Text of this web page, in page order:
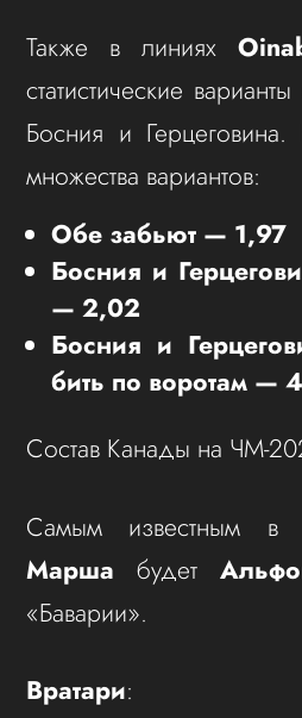
Также в линиях
статистические
Босния и
множества вариантов:
Обе забьют — 1,97
Босния и
— 2,02
Босния и
бить по воротам —
Состав Канады на ЧМ-
Самым известным в
Марша будет
«Баварии».
Вратари: